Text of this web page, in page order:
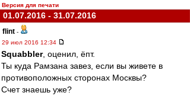
Версия для печати
01.07.2016 - 31.07.2016
flint -
29 июл 2016 12:34
Squabbler, оценил, ёпт.
Ты куда Рамзана завез, если вы живете в
противоположных сторонах Москвы?
Счет знаешь уже?